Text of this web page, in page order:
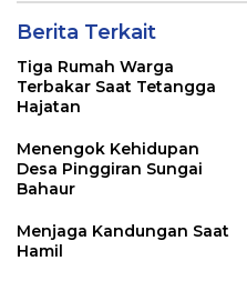
Berita Terkait
Tiga Rumah Warga
Terbakar Saat Tetangga
Hajatan
Menengok Kehidupan
Desa Pinggiran Sungai
Bahaur
Menjaga Kandungan Saat
Hamil